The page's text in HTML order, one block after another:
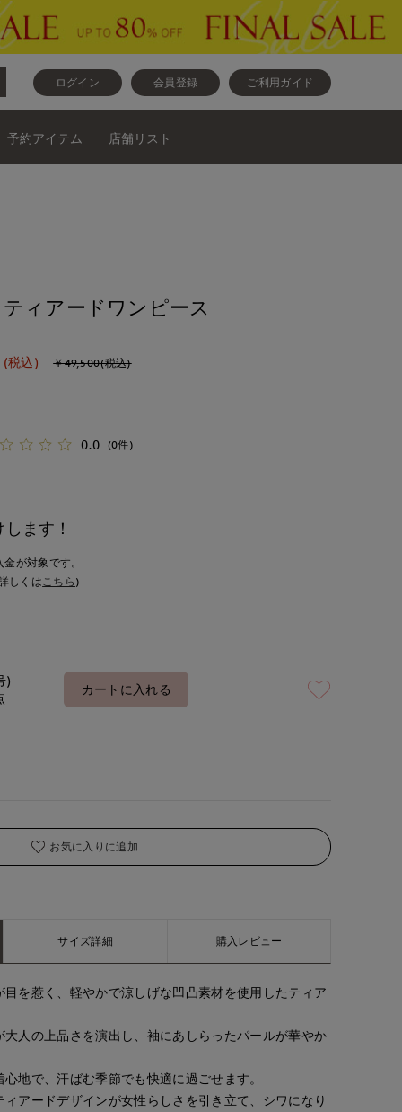
ログイン 会員登録 ご利用ガイド
予約アイテム 店舗リスト
ティアードワンピース
(税込) ￥49,500(税込)
0.0
(0件)
ます！
が対象です。
しくはこちら )
)
カートに入れる
お気に入りに追加
サイズ詳細 購入レビュー
を惹く、軽やかで涼しげな凹凸素材を使用したティア
人の上品さを演出し、袖にあしらったパールが華やか
地で、汗ばむ季節でも快適に過ごせます。
アードデザインが女性らしさを引き立て、シワになり